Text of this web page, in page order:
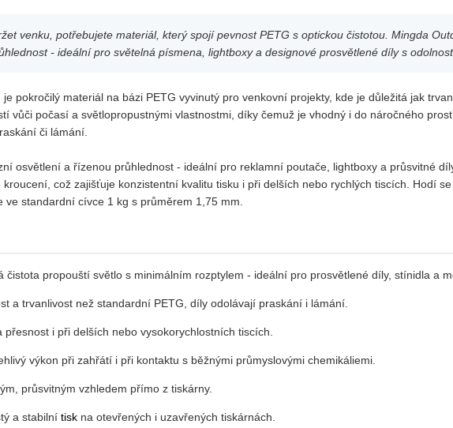
venku, potřebujete materiál, který spojí pevnost PETG s optickou čistotou. Mingda
- ideální pro světelná písmena, lightboxy a designové prosvětlené díly s
pokročilý materiál na bázi PETG vyvinutý pro venkovní projekty, kde je důležitá jak
vůči počasí a světlopropustnými vlastnostmi, díky čemuž je vhodný i do náročného
či lámání.
osvětlení a řízenou průhlednost - ideální pro reklamní poutače, lightboxy a průsvitné
což zajišťuje konzistentní kvalitu tisku i při delších nebo rychlých tiscích. Hodí
standardní cívce 1 kg s průměrem 1,75 mm.
čistota propouští světlo s minimálním rozptylem - ideální pro prosvětlené díly, stínidla a
a trvanlivost než standardní PETG, díly odolávají praskání i lámání.
přesnost i při delších nebo vysokorychlostních tiscích.
výkon při zahřátí i při kontaktu s běžnými průmyslovými chemikáliemi.
průsvitným vzhledem přímo z tiskárny.
a stabilní tisk na otevřených i uzavřených tiskárnách.